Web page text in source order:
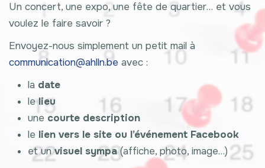
Un concert, une expo, une fête de quartier… et vous
voulez le faire savoir ?
Envoyez-nous simplement un petit mail à
communication@ahlln.be avec :
la date
lelieu
une courte description
le lien vers le site ou l’événement Facebook
et unvisuel sympa(affiche, photo, image…)